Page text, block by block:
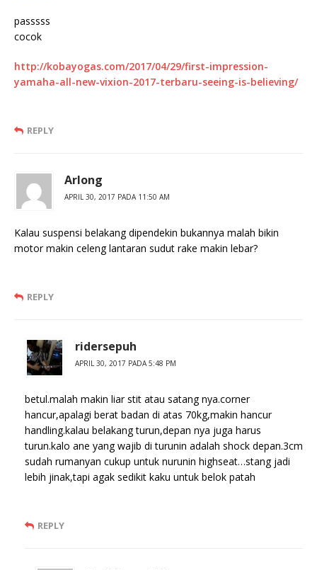
passsss
cocok
http://kobayogas.com/2017/04/29/first-impression-
yamaha-all-new-vixion-2017-terbaru-seeing-is-believing/
REPLY
Arlong
APRIL 30, 2017 PADA 11:50 AM
Kalau suspensi belakang dipendekin bukannya malah bikin
motor makin celeng lantaran sudut rake makin lebar?
REPLY
ridersepuh
APRIL 30, 2017 PADA 5:48 PM
betul.malah makin liar stit atau satang nya.corner
hancur,apalagi berat badan di atas 70kg,makin hancur
handling.kalau belakang turun,depan nya juga harus
turun.kalo ane yang wajib di turunin adalah shock depan.3cm
sudah rumanyan cukup untuk nurunin highseat…stang jadi
lebih jinak,tapi agak sedikit kaku untuk belok patah
REPLY